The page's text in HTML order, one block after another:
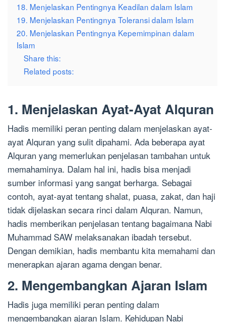
18. Menjelaskan Pentingnya Keadilan dalam Islam
19. Menjelaskan Pentingnya Toleransi dalam Islam
20. Menjelaskan Pentingnya Kepemimpinan dalam
Islam
Share this:
Related posts:
1. Menjelaskan Ayat-Ayat Alquran
Hadis memiliki peran penting dalam menjelaskan ayat-
ayat Alquran yang sulit dipahami. Ada beberapa ayat
Alquran yang memerlukan penjelasan tambahan untuk
memahaminya. Dalam hal ini, hadis bisa menjadi
sumber informasi yang sangat berharga. Sebagai
contoh, ayat-ayat tentang shalat, puasa, zakat, dan haji
tidak dijelaskan secara rinci dalam Alquran. Namun,
hadis memberikan penjelasan tentang bagaimana Nabi
Muhammad SAW melaksanakan ibadah tersebut.
Dengan demikian, hadis membantu kita memahami dan
menerapkan ajaran agama dengan benar.
2. Mengembangkan Ajaran Islam
Hadis juga memiliki peran penting dalam
mengembangkan ajaran Islam. Kehidupan Nabi